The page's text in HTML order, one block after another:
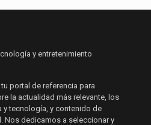
y entretenimiento
portal de referencia para
la actualidad más relevante, los
y tecnología, y contenido de
Nos dedicamos a seleccionar y